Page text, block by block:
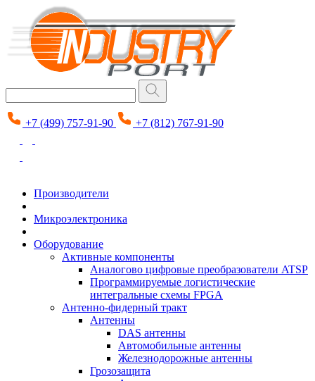
+7 (499) 757-91-90 +7 (812) 767-91-90
Производители
Микроэлектроника
Оборудование
Активные компоненты
Аналогово цифровые преобразователи ATSP
Программируемые логистические
интегральные схемы FPGA
Антенно-фидерный тракт
Антенны
DAS антенны
Автомобильные антенны
Железнодорожные антенны
Грозозащита